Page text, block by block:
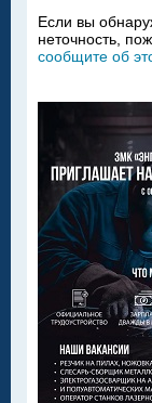
Если вы
неточность,
сообщите об